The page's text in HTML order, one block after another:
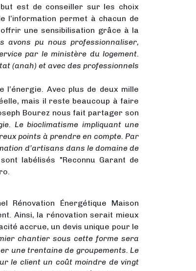
but est de conseiller sur les choix
l’information permet à chacun de
une sensibilisation grâce à la
avons pu nous professionnaliser,
par le ministère du logement.
(anah) et avec des professionnels
l’énergie. Avec plus de deux mille
mais il reste beaucoup à faire
Bourez nous fait partager son
Le bioclimatisme impliquant une
points à prendre en compte. Par
d’artisans dans le domaine de
labélisés "Reconnu Garant de
Rénovation Énergétique Maison
Ainsi, la rénovation serait mieux
accrue, un devis unique pour le
chantier sous cette forme sera
une trentaine de groupements. Le
le client un coût moindre de vingt